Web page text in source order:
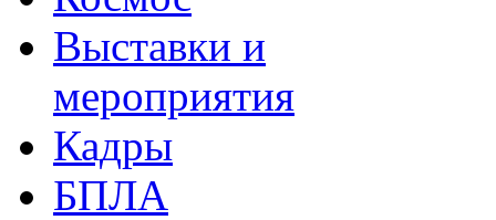
Выставки и
мероприятия
Кадры
БПЛА